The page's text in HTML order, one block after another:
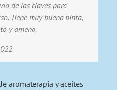
de las claves para
Tiene muy buena pinta,
y ameno.
aromaterapia y aceites